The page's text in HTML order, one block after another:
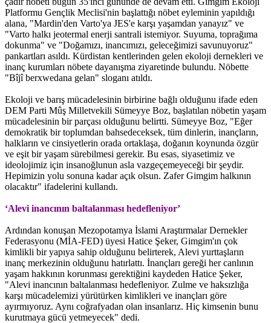
Platformu Gençlik Meclisi'nin başlattığı nöbet eyleminin yapıldığı
alana, "Mardin'den Varto'ya JES'e karşı yaşamdan yanayız" ve
"Varto halkı jeotermal enerji santrali istemiyor. Suyuma, toprağıma
dokunma" ve "Doğamızı, inancımızı, geleceğimizi savunuyoruz"
pankartları asıldı. Kürdistan kentlerinden gelen ekoloji dernekleri ve
inanç kurumları nöbete dayanışma ziyaretinde bulundu. Nöbette
"Bîjî berxwedana gelan" sloganı atıldı.
Ekoloji ve barış mücadelesinin birbirine bağlı olduğunu ifade eden
DEM Parti Mûş Milletvekili Sümeyye Boz, başlatılan nöbetin yaşam
mücadelesinin bir parçası olduğunu belirtti. Sümeyye Boz, "Eğer
demokratik bir toplumdan bahsedeceksek, tüm dinlerin, inançların,
halkların ve cinsiyetlerin orada ortaklaşa, doğanın koynunda özgür
ve eşit bir yaşam sürebilmesi gerekir. Bu esas, siyasetimiz ve
ideolojimiz için insanoğlunun asla vazgeçemeyeceği bir şeydir.
Hepimizin yolu sonuna kadar açık olsun. Zafer Gimgim halkının
olacaktır" ifadelerini kullandı.
‘Alevi inancının baltalanması hedefleniyor’
Ardından konuşan Mezopotamya İslami Araştırmalar Dernekler
Federasyonu (MİA-FED) üyesi Hatice Şeker, Gimgim'ın çok
kimlikli bir yapıya sahip olduğunu belirterek, Alevi yurttaşların
inanç merkezinin olduğunu hatırlattı. İnançları gereği her canlının
yaşam hakkının korunması gerektiğini kaydeden Hatice Şeker,
"Alevi inancının baltalanması hedefleniyor. Zulme ve haksızlığa
karşı mücadelemizi yürütürken kimlikleri ve inançları göre
ayırmıyoruz. Aynı coğrafyadan olan insanlarız. Hiç kimsenin bunu
kurutmaya gücü yetmeyecek" dedi.